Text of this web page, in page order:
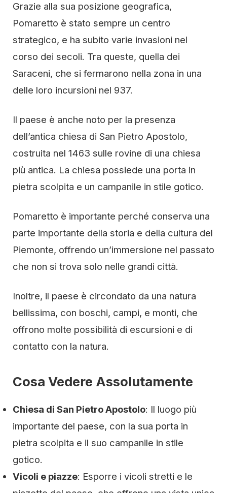
Grazie alla sua posizione geografica,
Pomaretto è stato sempre un centro
strategico, e ha subito varie invasioni nel
corso dei secoli. Tra queste, quella dei
Saraceni, che si fermarono nella zona in una
delle loro incursioni nel 937.
Il paese è anche noto per la presenza
dell’antica chiesa di San Pietro Apostolo,
costruita nel 1463 sulle rovine di una chiesa
più antica. La chiesa possiede una porta in
pietra scolpita e un campanile in stile gotico.
Pomaretto è importante perché conserva una
parte importante della storia e della cultura del
Piemonte, offrendo un’immersione nel passato
che non si trova solo nelle grandi città.
Inoltre, il paese è circondato da una natura
bellissima, con boschi, campi, e monti, che
offrono molte possibilità di escursioni e di
contatto con la natura.
Cosa Vedere Assolutamente
Chiesa di San Pietro Apostolo: Il luogo più
importante del paese, con la sua porta in
pietra scolpita e il suo campanile in stile
gotico.
Vicoli e piazze: Esporre i vicoli stretti e le